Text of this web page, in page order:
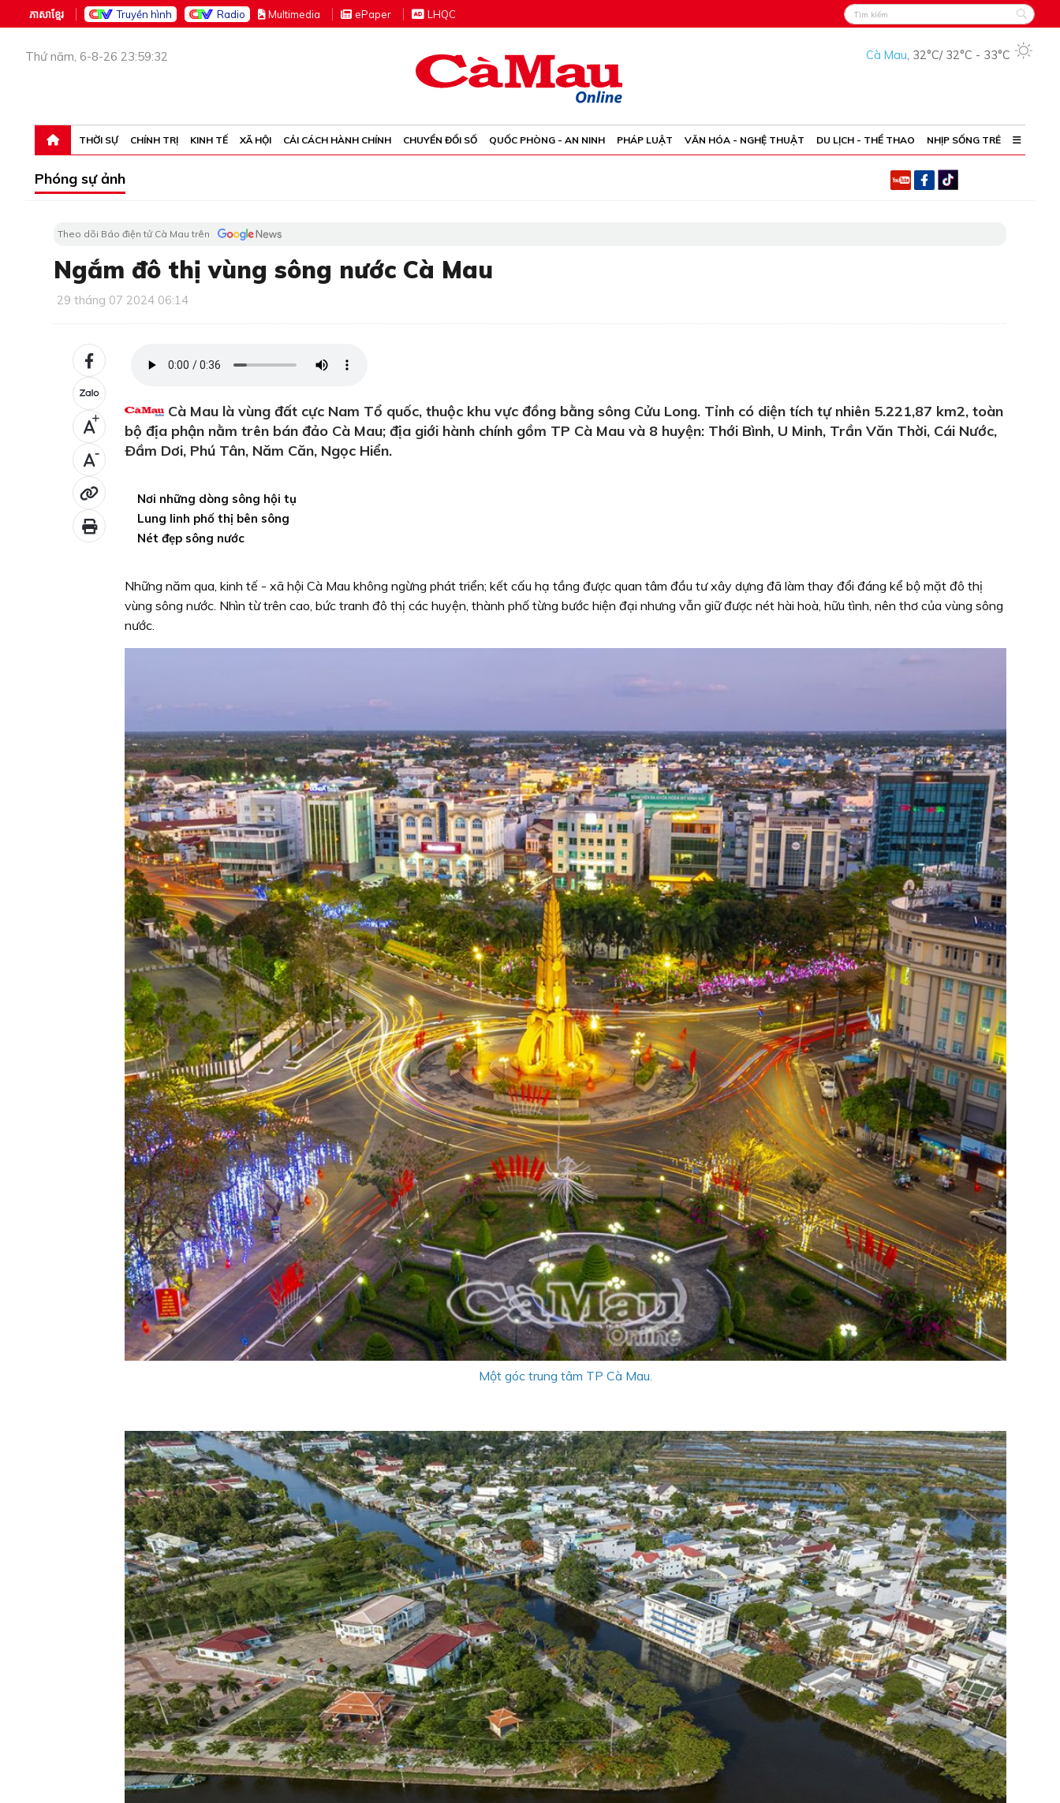
ភាសាខ្មែរ Truyền hình Radio Multimedia ePaper LHQC
Thứ năm, 6-8-26 23:59:32 Cà Mau, 32°C/ 32°C - 33°C
THỜI SỰ CHÍNH TRỊ KINH TẾ XÃ HỘI CẢI CÁCH HÀNH CHÍNH CHUYỂN ĐỔI SỐ QUỐC PHÒNG - AN NINH PHÁP LUẬT VĂN HÓA - NGHỆ THUẬT DU LỊCH - THỂ THAO NHỊP SỐNG TRẺ
Phóng sự ảnh
Theo dõi Báo điện tử Cà Mau trên
Ngắm đô thị vùng sông nước Cà Mau
29 tháng 07 2024 06:14
+
-
Cà Mau là vùng đất cực Nam Tổ quốc, thuộc khu vực đồng bằng sông Cửu Long. Tỉnh có diện tích tự nhiên 5.221,87 km2, toàn
bộ địa phận nằm trên bán đảo Cà Mau; địa giới hành chính gồm TP Cà Mau và 8 huyện: Thới Bình, U Minh, Trần Văn Thời, Cái Nước,
Ðầm Dơi, Phú Tân, Năm Căn, Ngọc Hiển.
Nơi những dòng sông hội tụ
Lung linh phố thị bên sông
Nét đẹp sông nước
Những năm qua, kinh tế - xã hội Cà Mau không ngừng phát triển; kết cấu hạ tầng được quan tâm đầu tư xây dựng đã làm thay đổi đáng kể bộ mặt đô thị
vùng sông nước. Nhìn từ trên cao, bức tranh đô thị các huyện, thành phố từng bước hiện đại nhưng vẫn giữ được nét hài hoà, hữu tình, nên thơ của vùng sông
nước.
Một góc trung tâm TP Cà Mau.